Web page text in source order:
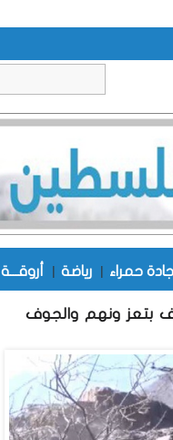
حمراء | رياضة | أروقـــة
بتعز ونهم والجوف